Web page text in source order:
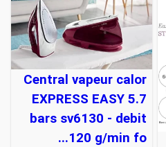
Central vapeur calor
EXPRESS EASY 5.7
bars sv6130 - debit
120 g/min fo...